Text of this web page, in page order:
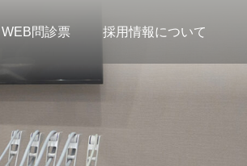
WEB問診票 採用情報について